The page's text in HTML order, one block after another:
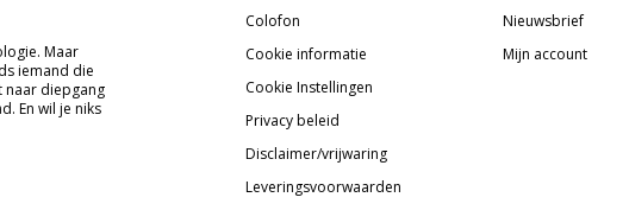
Maar
iemand die
naar diepgang
En wil je niks
Colofon
Cookie informatie
Cookie Instellingen
Privacy beleid
Disclaimer/vrijwaring
Leveringsvoorwaarden
Nieuwsbrief
Mijn account